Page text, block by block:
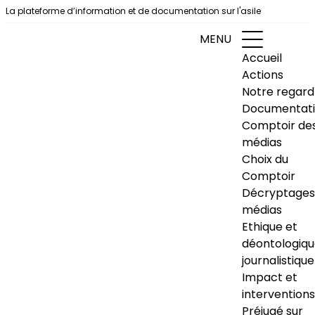
Aller au contenu
La plateforme d’information et de documentation sur l'asile
MENU
Accueil
Actions
Notre regard
Comptoir
médias
Choix du
Comptoir
Décryptages
médias
Ethique et
journalistique
Impact et
interventions
Préjugé sur